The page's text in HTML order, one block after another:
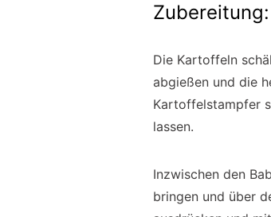
Zubereitung:
Die Kartoffeln
abgießen und die
Kartoffelstampfer
lassen.
Inzwischen den
bringen und über